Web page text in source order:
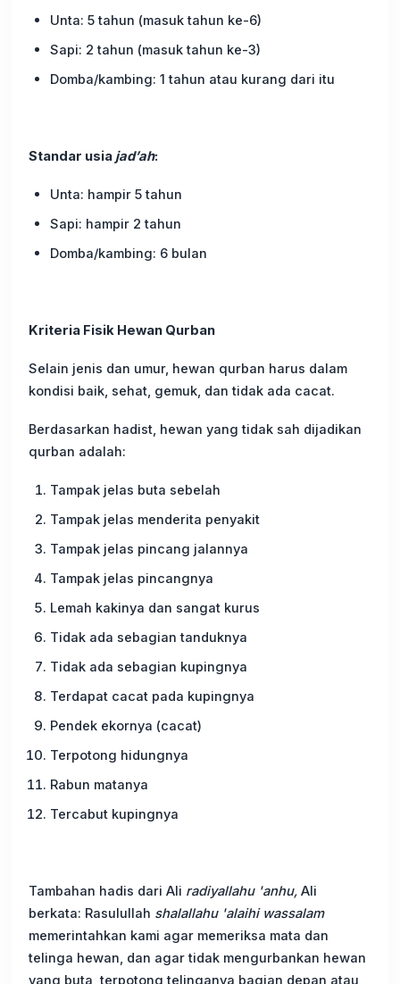
Unta: 5 tahun (masuk tahun ke-6)
Sapi: 2 tahun (masuk tahun ke-3)
Domba/kambing: 1 tahun atau kurang dari itu
Standar usia jad’ah:
Unta: hampir 5 tahun
Sapi: hampir 2 tahun
Domba/kambing: 6 bulan
Kriteria Fisik Hewan Qurban
Selain jenis dan umur, hewan qurban harus dalam
kondisi baik, sehat, gemuk, dan tidak ada cacat.
Berdasarkan hadist, hewan yang tidak sah dijadikan
qurban adalah:
Tampak jelas buta sebelah
Tampak jelas menderita penyakit
Tampak jelas pincang jalannya
Tampak jelas pincangnya
Lemah kakinya dan sangat kurus
Tidak ada sebagian tanduknya
Tidak ada sebagian kupingnya
Terdapat cacat pada kupingnya
Pendek ekornya (cacat)
Terpotong hidungnya
Rabun matanya
Tercabut kupingnya
Tambahan hadis dari Ali radiyallahu 'anhu, Ali
berkata: Rasulullah shalallahu 'alaihi wassalam
memerintahkan kami agar memeriksa mata dan
telinga hewan, dan agar tidak mengurbankan hewan
yang buta, terpotong telinganya bagian depan atau